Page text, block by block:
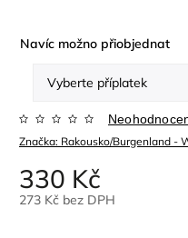
Navíc možno přiobjednat
Značka: Rakousko/Burgenland -
330 Kč
273 Kč bez DPH